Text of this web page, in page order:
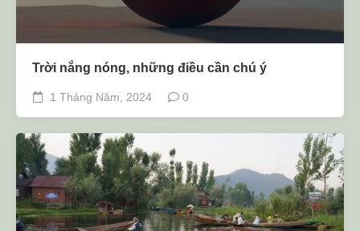
Trời nắng nóng, những điều cần chú ý
1 Tháng Năm, 2024 0